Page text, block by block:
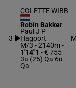
3
COLETTE WIBB
Robin Bakker-
Paul J P
Hagoort
M/3 - 2140m-
1'14"1 - € 755
3a (25) Qa 6a
Qa